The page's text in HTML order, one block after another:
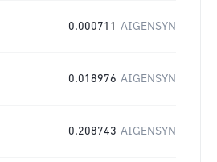
0.000711 AIGENSYN
0.018976 AIGENSYN
0.208743 AIGENSYN